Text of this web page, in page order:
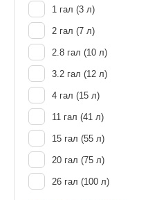
1 гал (3 л)
2 гал (7 л)
2.8 гал (10 л)
3.2 гал (12 л)
4 гал (15 л)
11 гал (41 л)
15 гал (55 л)
20 гал (75 л)
26 гал (100 л)